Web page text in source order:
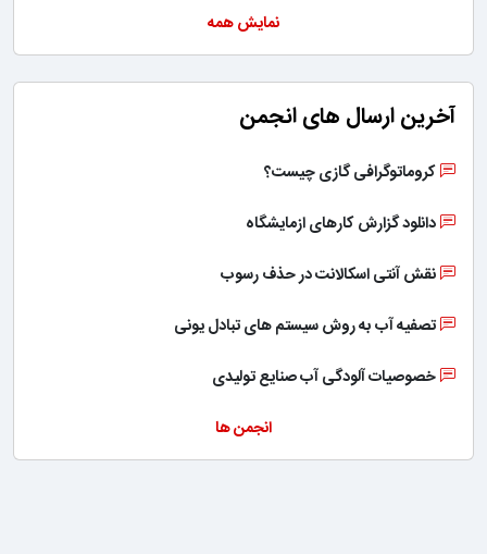
نمایش همه
آخرین ارسال های انجمن
کروماتوگرافی گازی چیست؟
دانلود گزارش کارهای ازمایشگاه
نقش آنتی اسکالانت در حذف رسوب
تصفیه آب به روش سیستم های تبادل یونی
خصوصیات آلودگی آب صنایع تولیدی
انجمن ها